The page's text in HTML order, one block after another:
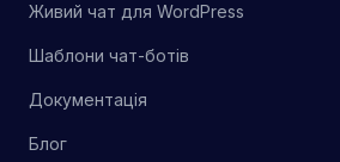
Живий чат для WordPress
Шаблони чат-ботів
Документація
Блог